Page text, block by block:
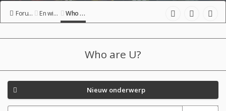
Forumoverzicht En wie is u? Who are U?
Who are U?
Nieuw onderwerp